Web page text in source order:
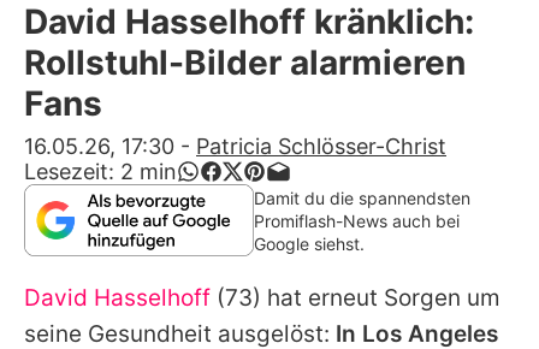
Stars
Filme & Serien
Lifestyle
Familie & Liebe
Promiflash Exklusiv
Alle Themen auf Promiflash
David Hasselhoff kränklich:
Rollstuhl-Bilder alarmieren
Fans
16.05.26, 17:30 - Patricia Schlösser-Christ
Lesezeit: 2 min
Damit du die spannendsten
Promiflash-News auch bei
Google siehst.
David Hasselhoff (73) hat erneut Sorgen um
seine Gesundheit ausgelöst: In Los Angeles